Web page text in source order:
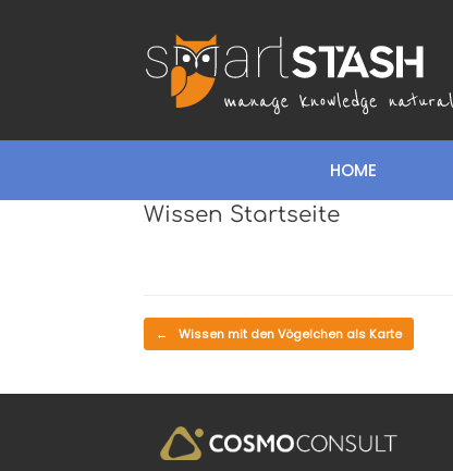
HOME
Wissen Startseite
Beitragsnavigation
← Wissen mit den Vögelchen als Karte